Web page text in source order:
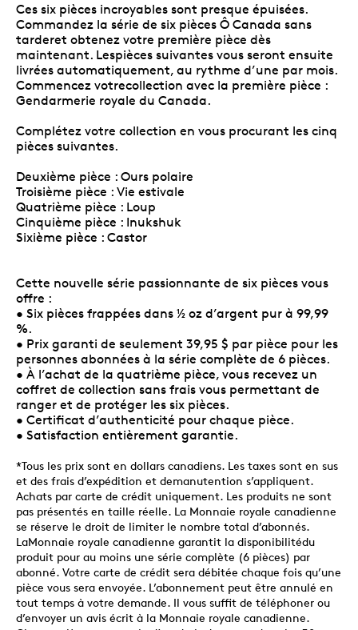
Ces six pièces incroyables sont presque épuisées.
Commandez la série de six pièces Ô Canada sans
tarderet obtenez votre première pièce dès
maintenant. Lespièces suivantes vous seront ensuite
livrées automatiquement, au rythme d’une par mois.
Commencez votrecollection avec la première pièce :
Gendarmerie royale du Canada.
Complétez votre collection en vous procurant les cinq
pièces suivantes.
Deuxième pièce : Ours polaire
Troisième pièce : Vie estivale
Quatrième pièce : Loup
Cinquième pièce : Inukshuk
Sixième pièce : Castor
Cette nouvelle série passionnante de six pièces vous
offre :
• Six pièces frappées dans ½ oz d’argent pur à 99,99
%.
• Prix garanti de seulement 39,95 $ par pièce pour les
personnes abonnées à la série complète de 6 pièces.
• À l’achat de la quatrième pièce, vous recevez un
coffret de collection sans frais vous permettant de
ranger et de protéger les six pièces.
• Certificat d’authenticité pour chaque pièce.
• Satisfaction entièrement garantie.
*Tous les prix sont en dollars canadiens. Les taxes sont en sus
et des frais d’expédition et demanutention s’appliquent.
Achats par carte de crédit uniquement. Les produits ne sont
pas présentés en taille réelle. La Monnaie royale canadienne
se réserve le droit de limiter le nombre total d’abonnés.
LaMonnaie royale canadienne garantit la disponibilitédu
produit pour au moins une série complète (6 pièces) par
abonné. Votre carte de crédit sera débitée chaque fois qu’une
pièce vous sera envoyée. L’abonnement peut être annulé en
tout temps à votre demande. Il vous suffit de téléphoner ou
d’envoyer un avis écrit à la Monnaie royale canadienne.